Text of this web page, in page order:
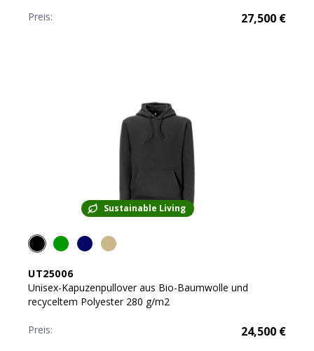
Preis: 27,500 €
Sustainable Living
UT25006
Unisex-Kapuzenpullover aus Bio-Baumwolle und
recyceltem Polyester 280 g/m2
Preis: 24,500 €